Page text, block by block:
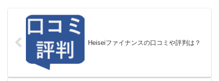
Heiseiファイナンスの口コミや評判は？